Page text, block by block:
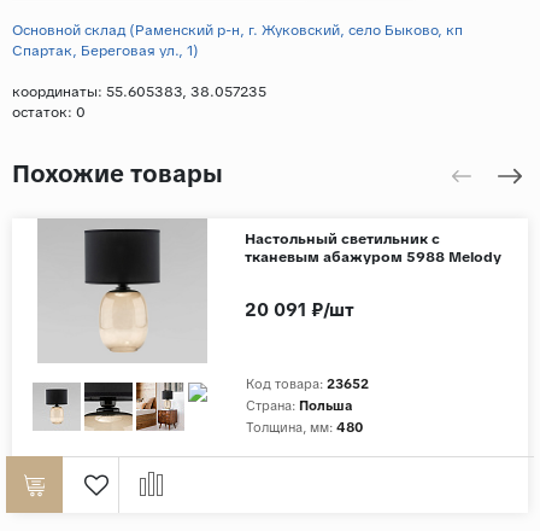
Основной склад (Раменский р-н, г. Жуковский, село Быково, кп
Спартак, Береговая ул., 1)
координаты: 55.605383, 38.057235
остаток: 0
Похожие товары
Настольный светильник с
тканевым абажуром 5988 Melody
Код товара: 23652
Страна: Польша
Толщина, мм: 480
20 091 ₽/шт